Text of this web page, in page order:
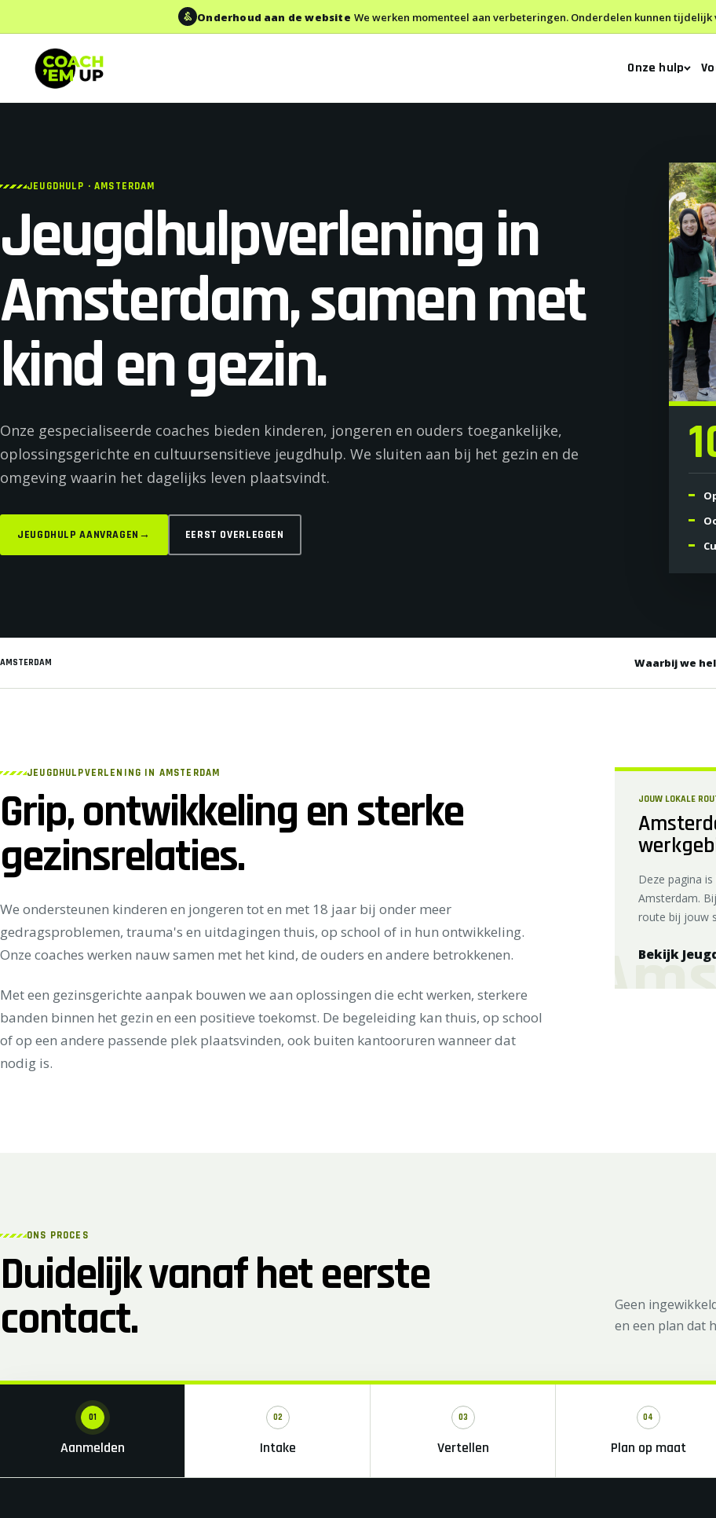
Onderhoud aan de website We werken momenteel aan verbeteringen. Onderdelen kunnen
Onze hulp
JEUGDHULP · AMSTERDAM
Jeugdhulpverlening in
Amsterdam, samen met
kind en gezin.
Onze gespecialiseerde coaches bieden kinderen, jongeren en ouders toegankelijke,
oplossingsgerichte en cultuursensitieve jeugdhulp. We sluiten aan bij het gezin en de
omgeving waarin het dagelijks leven plaatsvindt.
JEUGDHULP AANVRAGEN → EERST OVERLEGGEN
AMSTERDAM Waarbij we
JEUGDHULPVERLENING IN AMSTERDAM
Grip, ontwikkeling en sterke
gezinsrelaties.
We ondersteunen kinderen en jongeren tot en met 18 jaar bij onder meer
gedragsproblemen, trauma's en uitdagingen thuis, op school of in hun ontwikkeling.
Onze coaches werken nauw samen met het kind, de ouders en andere betrokkenen.
Met een gezinsgerichte aanpak bouwen we aan oplossingen die echt werken, sterkere
banden binnen het gezin en een positieve toekomst. De begeleiding kan thuis, op school
of op een andere passende plek plaatsvinden, ook buiten kantooruren wanneer dat
nodig is.
JOUW LOKALE
Deze pagina
Amsterdam.
route bij jouw
Bekijk
ONS PROCES
Duidelijk vanaf het eerste
contact.
Geen
en een plan dat
01
Aanmelden
02
Intake
03
Vertellen
04
Plan op maat